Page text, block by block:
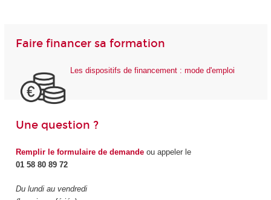
Faire financer sa formation
Les dispositifs de financement : mode d'emploi
Une question ?
Remplir le formulaire de demandeou appeler le
01 58 80 89 72
Du lundi au vendredi